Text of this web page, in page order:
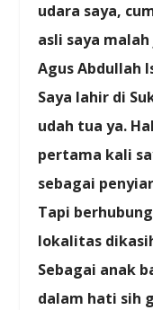
udara saya,
asli saya
Agus Abdullah
Saya lahir di
udah tua ya.
pertama kali
sebagai
Tapi
lokalitas
Sebagai anak
dalam hati sih